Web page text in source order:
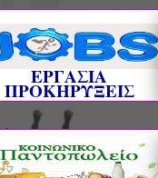
ΕΡΓΑΣΙΑ
ΠΡΟΚΗΡΥΞΕΙΣ